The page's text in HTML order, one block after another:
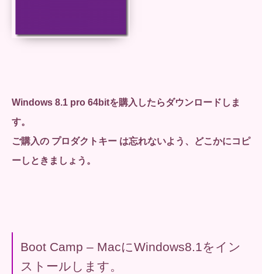
Windows 8.1 pro 64bitを購入したらダウンロードしま
す。
ご購入の プロダクトキー は忘れないよう、どこかにコピ
ーしときましょう。
Boot Camp – MacにWindows8.1をイン
ストールします。